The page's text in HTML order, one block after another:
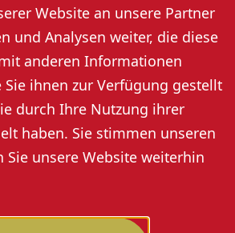
Website an unsere Partner
und Analysen weiter, die diese
anderen Informationen
ihnen zur Verfügung gestellt
durch Ihre Nutzung ihrer
haben. Sie stimmen unseren
Sie unsere Website weiterhin
Informationen